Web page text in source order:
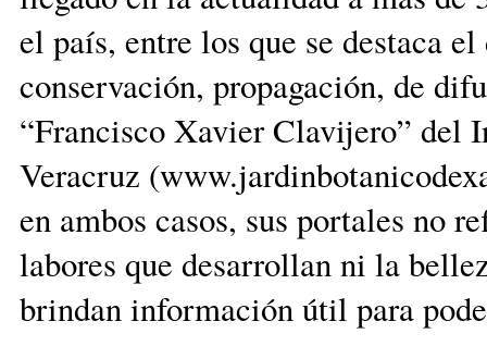
el país, entre los que se destaca
conservación, propagación, de
“Francisco Xavier Clavijero” del
Veracruz
en ambos casos, sus portales no
labores que desarrollan ni la
brindan información útil para